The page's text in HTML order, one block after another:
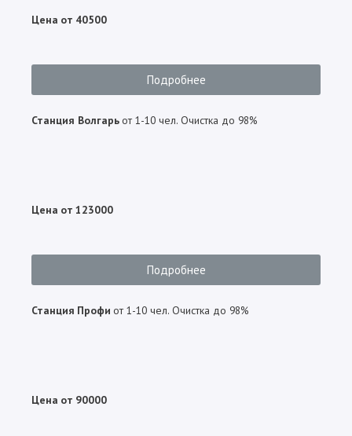
Цена от 40500
Подробнее
Станция Волгарьот 1-10 чел. Очистка до 98%
Цена от 123000
Подробнее
Станция Профи от 1-10 чел. Очистка до 98%
Цена от 90000